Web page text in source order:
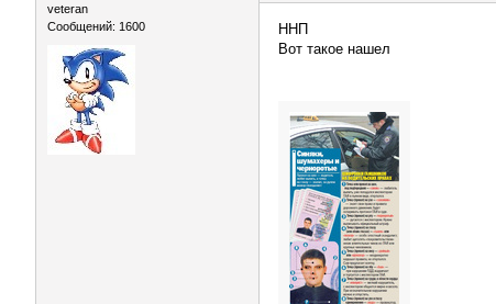
veteran
Сообщений: 1600
ННП
Вот такое нашел